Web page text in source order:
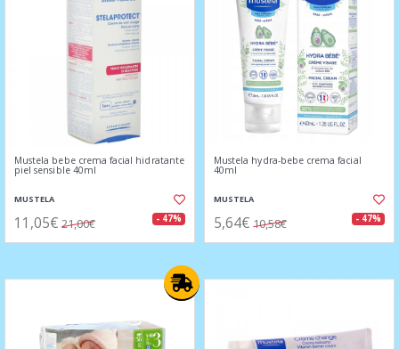
Mustela bebe crema facial hidratante
piel sensible 40ml
MUSTELA
11,05€ 21,00€ - 47%
Mustela hydra-bebe crema facial
40ml
MUSTELA
5,64€ 10,58€ - 47%